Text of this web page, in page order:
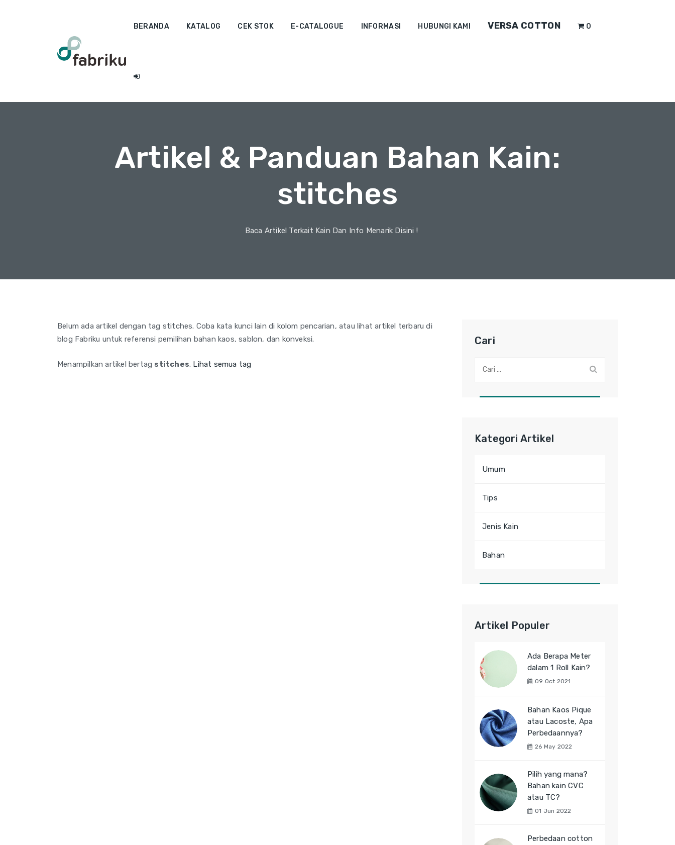
BERANDA KATALOG CEK STOK E-CATALOGUE INFORMASI HUBUNGI KAMI VERSA COTTON 0
Artikel & Panduan Bahan Kain:
stitches
Baca Artikel Terkait Kain Dan Info Menarik Disini !
Belum ada artikel dengan tag stitches. Coba kata kunci lain di kolom pencarian, atau lihat artikel terbaru di
blog Fabriku untuk referensi pemilihan bahan kaos, sablon, dan konveksi.
Menampilkan artikel bertag stitches. Lihat semua tag
Cari
Kategori Artikel
Umum
Tips
Jenis Kain
Bahan
Artikel Populer
Ada Berapa Meter
dalam 1 Roll Kain?
09 Oct 2021
Bahan Kaos Pique
atau Lacoste, Apa
Perbedaannya?
26 May 2022
Pilih yang mana?
Bahan kain CVC
atau TC?
01 Jun 2022
Perbedaan cotton